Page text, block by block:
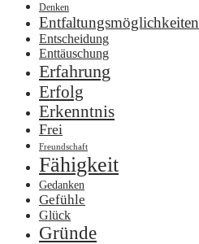
Denken
Entfaltungsmöglichkeiten
Entscheidung
Enttäuschung
Erfahrung
Erfolg
Erkenntnis
Frei
Freundschaft
Fähigkeit
Gedanken
Gefühle
Glück
Gründe